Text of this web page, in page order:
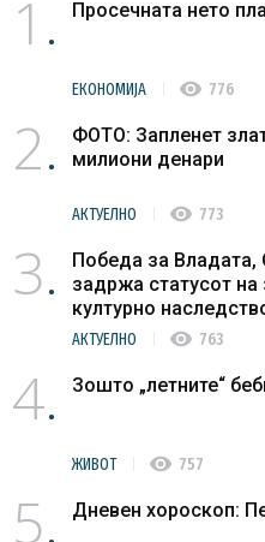
1 Просечната нето
ЕКОНОМИЈА visibility 776
2
ФОТО: Запленет
милиони денари
АКТУЕЛНО visibility 773
3
Победа за Владата,
задржа статусот
културно
АКТУЕЛНО visibility 763
4 Зошто „летните“
ЖИВОТ visibility 757
5 Дневен хороскоп: